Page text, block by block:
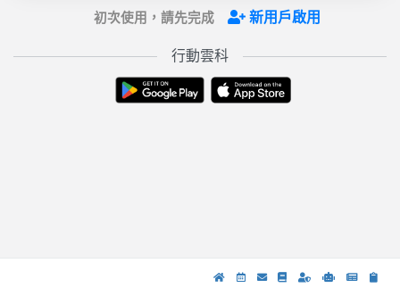
初次使用，請先完成 新用戶啟用
行動雲科